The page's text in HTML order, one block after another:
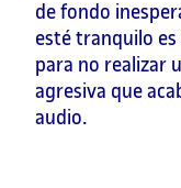
de fondo
esté tranquilo
para no realizar
agresiva que
audio.